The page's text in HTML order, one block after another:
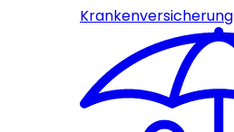
Krankenversicherung